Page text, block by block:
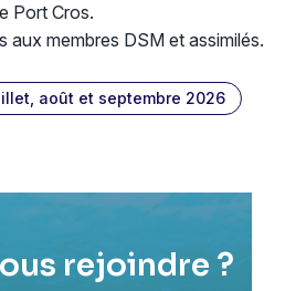
Port Cros.
aux membres DSM et assimilés.
août et septembre 2026
rejoindre ?